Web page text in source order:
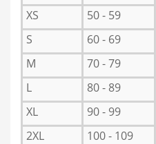
XS
50 - 59
S
60 - 69
M
70 - 79
L
80 - 89
XL
90 - 99
2XL
100 - 109